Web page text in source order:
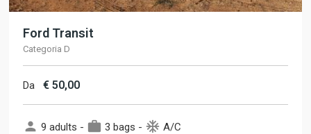
Ford Transit
Categoria D
Da € 50,00
person 9 adults - work 3 bags - ac_unit A/C